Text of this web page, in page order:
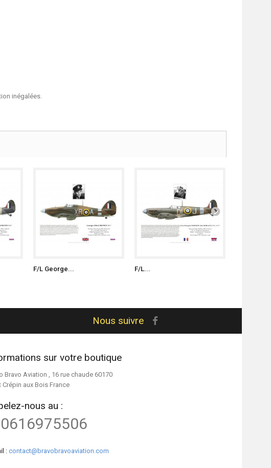
inégalées.
F/L George... F/L...
Nous suivre
sur votre boutique
Bravo Aviation , 16 rue chaude 60170
Crépin aux Bois France
nous au :
0616975506
:contact@bravobravoaviation.com